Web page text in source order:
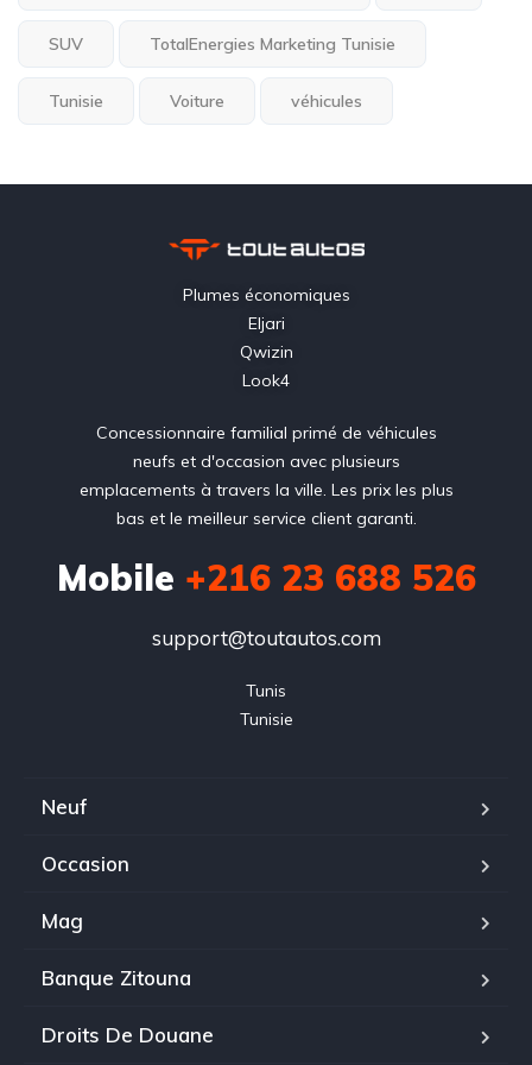
SUV TotalEnergies Marketing Tunisie
Tunisie Voiture véhicules
Plumes économiques
Eljari
Qwizin
Look4
Concessionnaire familial primé de véhicules
neufs et d'occasion avec plusieurs
emplacements à travers la ville. Les prix les plus
bas et le meilleur service client garanti.
Mobile +216 23 688 526
support@toutautos.com
Tunis
Tunisie
Neuf
Occasion
Mag
Banque Zitouna
Droits De Douane